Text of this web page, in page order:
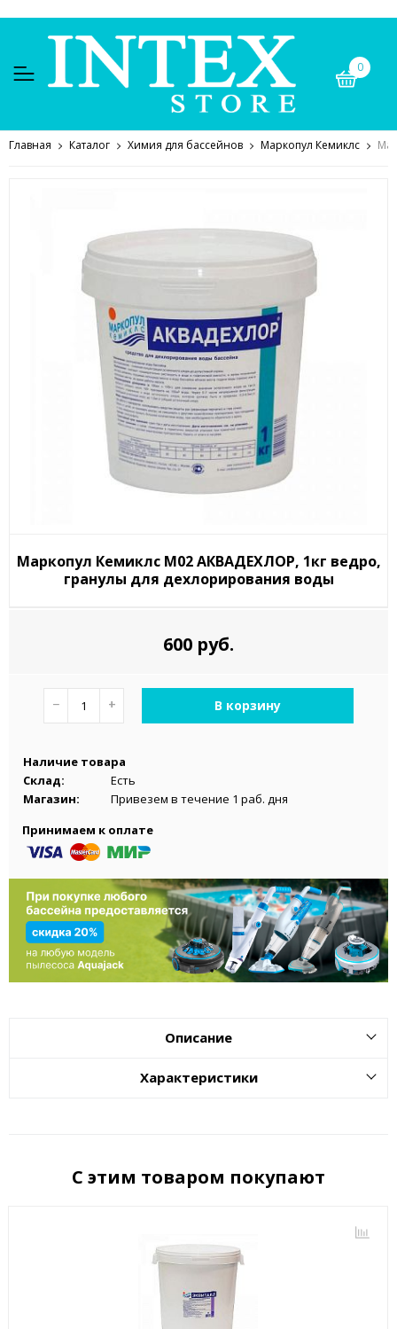
0
Главная Каталог Химия для бассейнов Маркопул Кемиклс
Маркопул Кемиклс М02 АКВАДЕХЛОР, 1кг ведро,
гранулы для дехлорирования воды
600 руб.
− + В корзину
Наличие товара
Склад:
Есть
Магазин:
Привезем в течение 1 раб. дня
Принимаем к оплате
Описание
Характеристики
С этим товаром покупают